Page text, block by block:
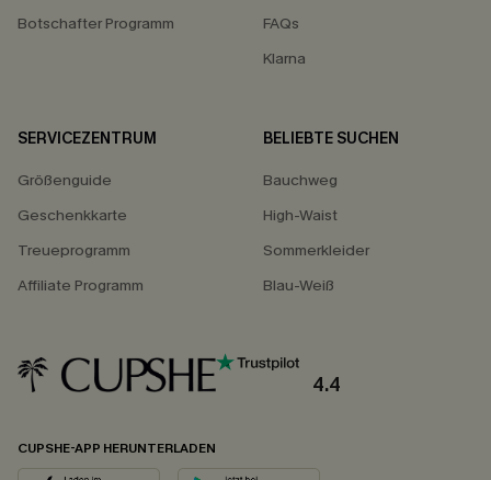
Botschafter Programm
FAQs
Klarna
SERVICEZENTRUM
Größenguide
Geschenkkarte
Treueprogramm
Affiliate Programm
BELIEBTE SUCHEN
Bauchweg
High-Waist
Sommerkleider
Blau-Weiß
4.4
CUPSHE-APP HERUNTERLADEN